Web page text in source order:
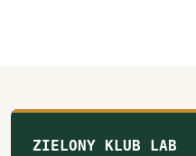
ZIELONY KLUB LAB